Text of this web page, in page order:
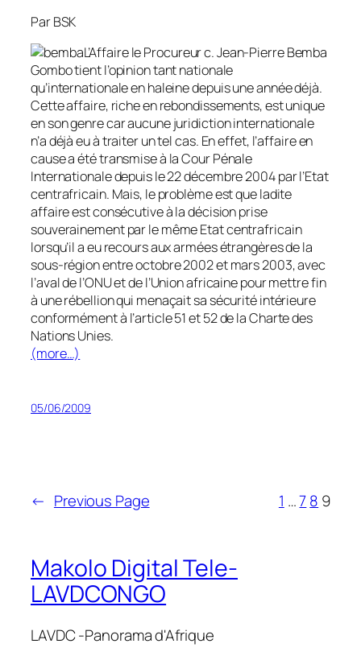
Par BSK
L’Affaire le Procureur c. Jean-Pierre Bemba
Gombo tient l’opinion tant nationale
qu’internationale en haleine depuis une année déjà.
Cette affaire, riche en rebondissements, est unique
en son genre car aucune juridiction internationale
n’a déjà eu à traiter un tel cas. En effet, l’affaire en
cause a été transmise à la Cour Pénale
Internationale depuis le 22 décembre 2004 par l’Etat
centrafricain. Mais, le problème est que ladite
affaire est consécutive à la décision prise
souverainement par le même Etat centrafricain
lorsqu’il a eu recours aux armées étrangères de la
sous-région entre octobre 2002 et mars 2003, avec
l’aval de l’ONU et de l’Union africaine pour mettre fin
à une rébellion qui menaçait sa sécurité intérieure
conformément à l’article 51 et 52 de la Charte des
Nations Unies.
(more…)
05/06/2009
← Previous Page 1 …78 9
Makolo Digital Tele-
LAVDCONGO
LAVDC -Panorama d'Afrique